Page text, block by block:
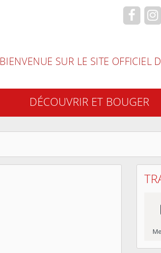
BIENVENUE SUR LE SITE OFFICIEL
DÉCOUVRIR ET BOUGER